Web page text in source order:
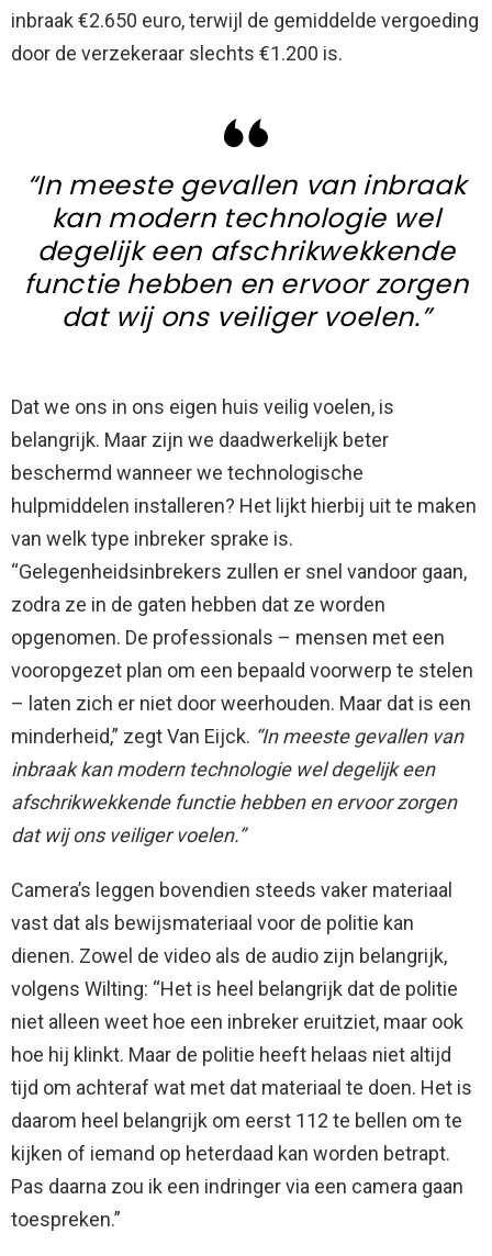
inbraak €2.650 euro, terwijl de gemiddelde vergoeding
door de verzekeraar slechts €1.200 is.
“In meeste gevallen van inbraak
kan modern technologie wel
degelijk een afschrikwekkende
functie hebben en ervoor zorgen
dat wij ons veiliger voelen.”
Dat we ons in ons eigen huis veilig voelen, is
belangrijk. Maar zijn we daadwerkelijk beter
beschermd wanneer we technologische
hulpmiddelen installeren? Het lijkt hierbij uit te maken
van welk type inbreker sprake is.
“Gelegenheidsinbrekers zullen er snel vandoor gaan,
zodra ze in de gaten hebben dat ze worden
opgenomen. De professionals – mensen met een
vooropgezet plan om een bepaald voorwerp te stelen
– laten zich er niet door weerhouden. Maar dat is een
minderheid,” zegt Van Eijck. “In meeste gevallen van
inbraak kan modern technologie wel degelijk een
afschrikwekkende functie hebben en ervoor zorgen
dat wij ons veiliger voelen.”
Camera’s leggen bovendien steeds vaker materiaal
vast dat als bewijsmateriaal voor de politie kan
dienen. Zowel de video als de audio zijn belangrijk,
volgens Wilting: “Het is heel belangrijk dat de politie
niet alleen weet hoe een inbreker eruitziet, maar ook
hoe hij klinkt. Maar de politie heeft helaas niet altijd
tijd om achteraf wat met dat materiaal te doen. Het is
daarom heel belangrijk om eerst 112 te bellen om te
kijken of iemand op heterdaad kan worden betrapt.
Pas daarna zou ik een indringer via een camera gaan
toespreken.”